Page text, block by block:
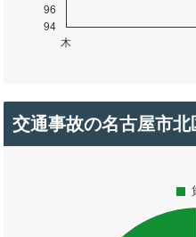
交通事故の名古屋市